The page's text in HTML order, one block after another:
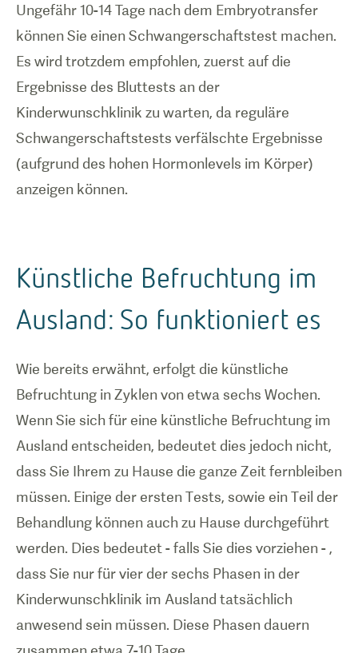
Ungefähr 10-14 Tage nach dem Embryotransfer
können Sie einen Schwangerschaftstest machen.
Es wird trotzdem empfohlen, zuerst auf die
Ergebnisse des Bluttests an der
Kinderwunschklinik zu warten, da reguläre
Schwangerschaftstests verfälschte Ergebnisse
(aufgrund des hohen Hormonlevels im Körper)
anzeigen können.
Künstliche Befruchtung im
Ausland: So funktioniert es
Wie bereits erwähnt, erfolgt die künstliche
Befruchtung in Zyklen von etwa sechs Wochen.
Wenn Sie sich für eine künstliche Befruchtung im
Ausland entscheiden, bedeutet dies jedoch nicht,
dass Sie Ihrem zu Hause die ganze Zeit fernbleiben
müssen. Einige der ersten Tests, sowie ein Teil der
Behandlung können auch zu Hause durchgeführt
werden. Dies bedeutet - falls Sie dies vorziehen - ,
dass Sie nur für vier der sechs Phasen in der
Kinderwunschklinik im Ausland tatsächlich
anwesend sein müssen. Diese Phasen dauern